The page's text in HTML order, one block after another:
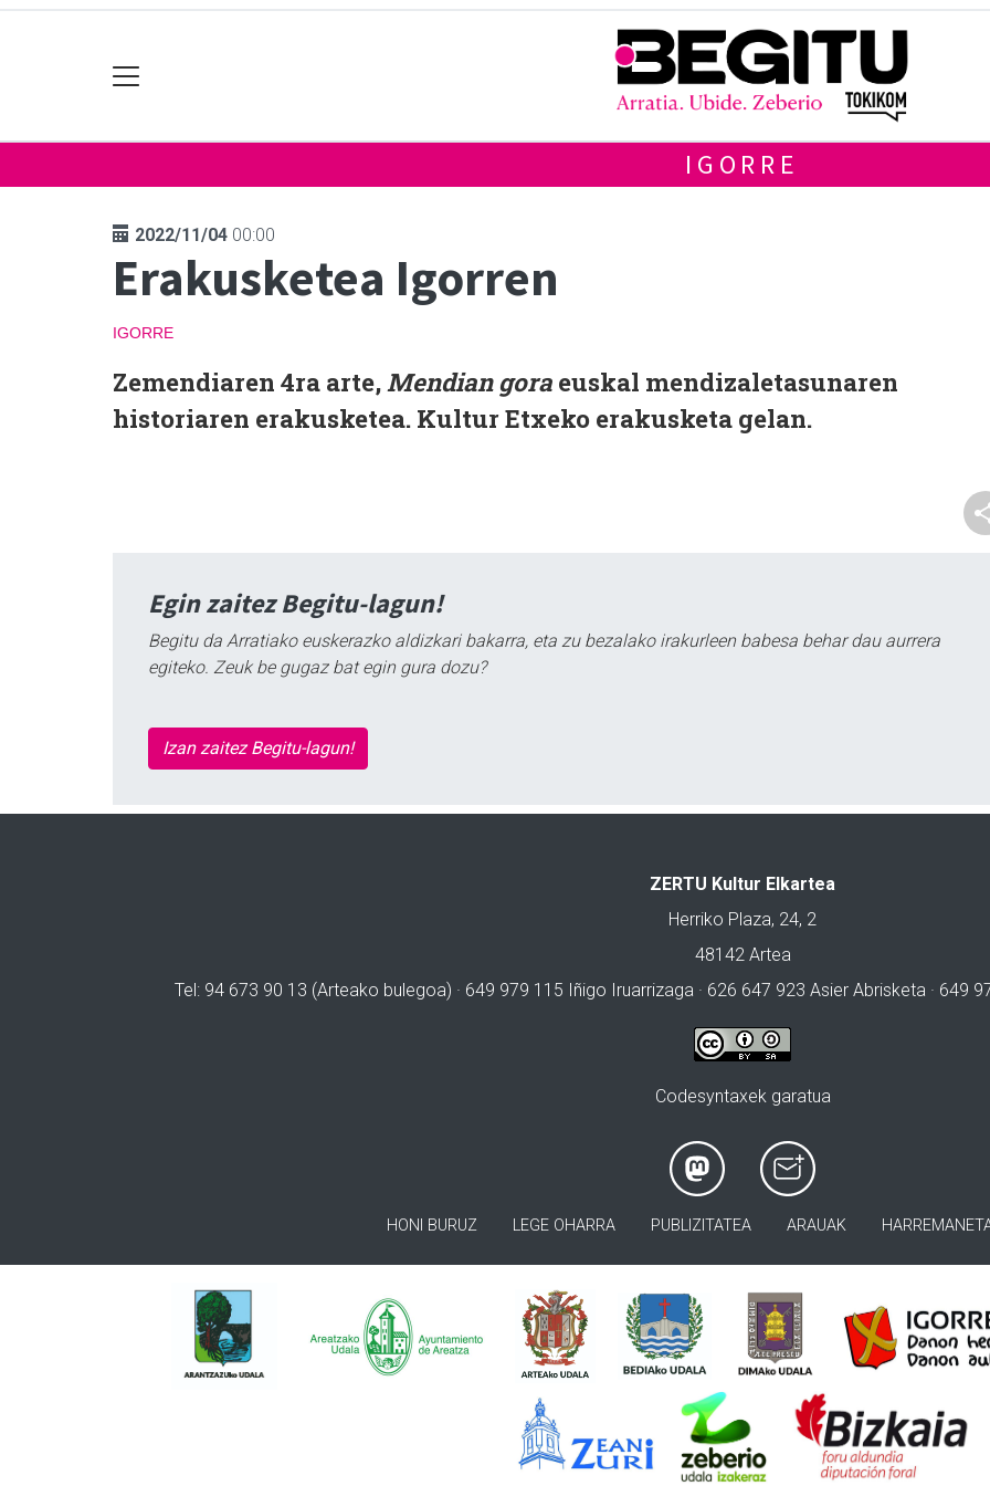
IGORRE
2022/11/04 00:00
Erakusketea Igorren
IGORRE
Zemendiaren 4ra arte, Mendian gora euskal mendizaletasunaren
historiaren erakusketea. Kultur Etxeko erakusketa gelan.
Egin zaitez Begitu-lagun!
Begitu da Arratiako euskerazko aldizkari bakarra, eta zu bezalako irakurleen babesa behar dau aurrera
egiteko. Zeuk be gugaz bat egin gura dozu?
Izan zaitez Begitu-lagun!
ZERTU Kultur Elkartea
Herriko Plaza, 24, 2
48142 Artea
Tel: 94 673 90 13 (Arteako bulegoa) · 649 979 115 Iñigo Iruarrizaga · 626 647 923 Asier Abrisketa · 649
Codesyntaxek garatua
HONI BURUZ LEGE OHARRA PUBLIZITATEA ARAUAK